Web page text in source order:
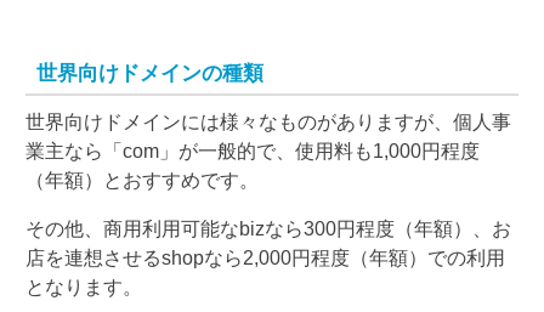
世界向けドメインの種類
世界向けドメインには様々なものがありますが、個人事
業主なら「com」が一般的で、使用料も1,000円程度
（年額）とおすすめです。
その他、商用利用可能なbizなら300円程度（年額）、お
店を連想させるshopなら2,000円程度（年額）での利用
となります。